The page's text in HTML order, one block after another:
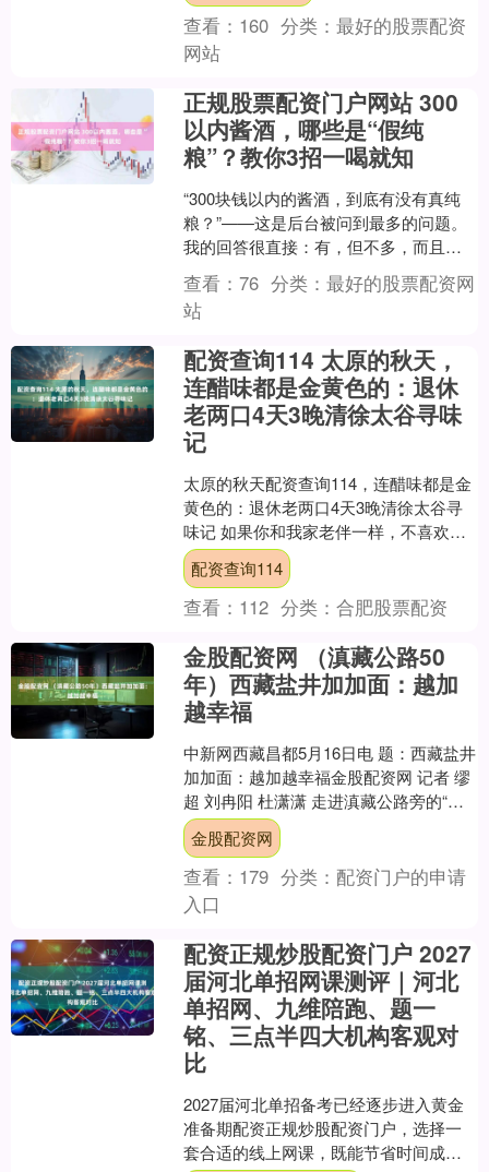
查看： 160 分类：最好的股票配资
网站
正规股票配资门户网站 300
以内酱酒，哪些是“假纯
粮”？教你3招一喝就知
“300块钱以内的酱酒，到底有没有真纯
粮？”——这是后台被问到最多的问题。
我的回答很直接：有，但不多，而且水
很深。你看电商平台上那些“9块9坤
沙”、“30元老酒....
查看：76 分类：最好的股票配资网
站
配资查询114 太原的秋天，
连醋味都是金黄色的：退休
老两口4天3晚清徐太谷寻味
记
太原的秋天配资查询114，连醋味都是金
黄色的：退休老两口4天3晚清徐太谷寻
味记 如果你和我家老伴一样，不喜欢挤
景区排队、对古建略懂皮毛但更馋一口
地道吃食，那么这....
配资查询114
查看： 112 分类：合肥股票配资
金股配资网 （滇藏公路50
年）西藏盐井加加面：越加
越幸福
中新网西藏昌都5月16日电 题：西藏盐井
加加面：越加越幸福金股配资网 记者 缪
超 刘冉阳 杜潇潇 走进滇藏公路旁的“果
拉丛藏家乐”，一阵悠扬的藏族祝酒歌从
院子里....
金股配资网
查看： 179 分类： 配资门户的申请
入口
配资正规炒股配资门户 2027
届河北单招网课测评｜河北
单招网、九维陪跑、题一
铭、三点半四大机构客观对
比
2027届河北单招备考已经逐步进入黄金
准备期配资正规炒股配资门户，选择一
套合适的线上网课，既能节省时间成